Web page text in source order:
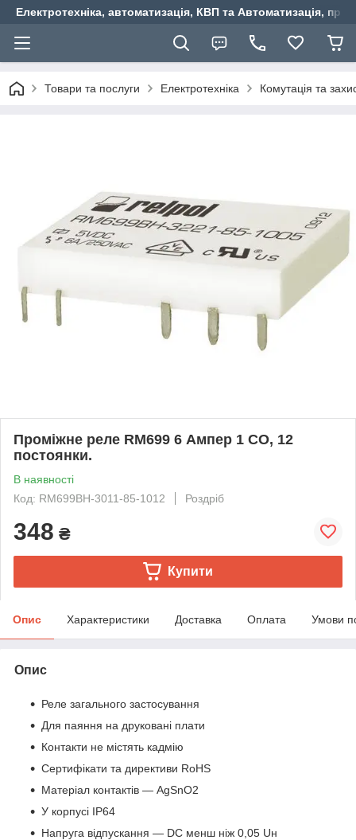
Електротехніка, автоматизація, КВП та Автоматизація,
Товари та послуги Електротехніка Комутація та
Проміжне реле RM699 6 Ампер 1 CO, 12
постоянки.
В наявності
Код: RM699BH-3011-85-1012
Роздріб
348 ₴
Купити
Опис Характеристики Доставка Оплата Умови
Опис
Реле загального застосування
Для паяння на друковані плати
Контакти не містять кадмію
Сертифікати та директиви RoHS
Матеріал контактів — AgSnO2
У корпусі IP64
Напруга відпускання — DC менш ніж 0,05 Uн